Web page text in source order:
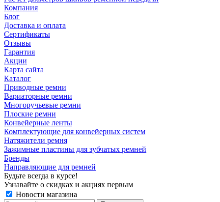
Компания
Блог
Доставка и оплата
Сертификаты
Отзывы
Гарантия
Акции
Карта сайта
Каталог
Приводные ремни
Вариаторные ремни
Многоручьевые ремни
Плоские ремни
Конвейерные ленты
Комплектующие для конвейерных систем
Натяжители ремня
Зажимные пластины для зубчатых ремней
Бренды
Направляющие для ремней
Будьте всегда в курсе!
Узнавайте о скидках и акциях первым
Новости магазина